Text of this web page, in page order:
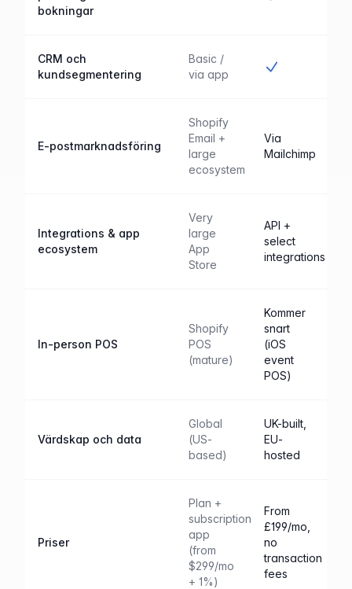
bokningar
CRM och
kundsegmentering
Basic /
via app
E-postmarknadsföring
Shopify
Email +
large
ecosystem
Via
Mailchimp
Integrations & app
ecosystem
Very
large
App
Store
API +
select
integrations
In-person POS
Shopify
POS
(mature)
Kommer
snart
(iOS
event
POS)
Värdskap och data
Global
(US-
based)
UK-built,
EU-
hosted
Priser
Plan +
subscription
app
(from
$299/mo
+ 1%)
From
£199/mo,
no
transaction
fees